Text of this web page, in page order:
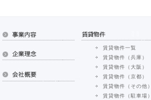
賃貸物件一覧
賃貸物件（兵庫）
賃貸物件（大阪）
賃貸物件（京都）
賃貸物件（その他）
賃貸物件（駐車場）